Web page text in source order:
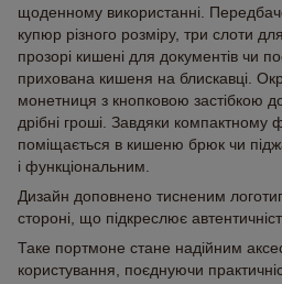
щоденному використанні.
купюр різного розміру, три слоти
прозорі кишені для документів чи
прихована кишеня на блискавці.
монетниця з кнопковою застібкою
дрібні гроші. Завдяки компактному
поміщається в кишеню брюк чи
і функціональним.
Дизайн доповнено тисненим
стороні, що підкреслює
Таке портмоне стане надійним
користування, поєднуючи